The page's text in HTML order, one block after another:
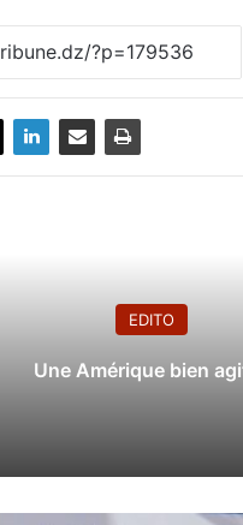
EDITO
Une Amérique bien